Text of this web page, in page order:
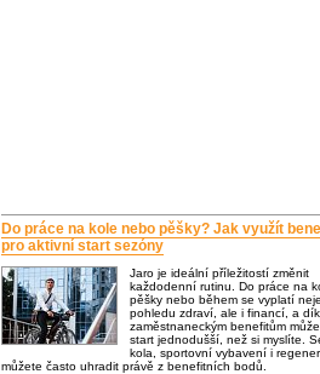
Do práce na kole nebo pěšky? Jak využít
pro aktivní start sezóny
Jaro je ideální příležitostí změnit
každodenní rutinu. Do práce na
pěšky nebo během se vyplatí
pohledu zdraví, ale i financí, a
zaměstnaneckým benefitům
start jednodušší, než si myslíte.
kola, sportovní vybavení i
můžete často uhradit právě z benefitních bodů.